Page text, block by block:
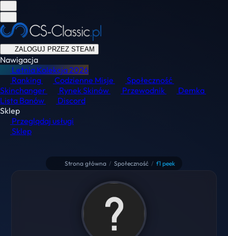
ZALOGUJ PRZEZ STEAM
Nawigacja
Letnia Kolekcja2026
Ranking
Codzienne Misje
Społeczność
Skinchanger
Rynek Skinów Przewodnik
Demka
Lista Banów
Discord
Sklep
Przeglądaj usługi
Sklep
Strona główna / Społeczność / f1 peek